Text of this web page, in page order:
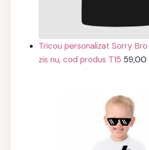
Tricou personalizat Sorry
zis nu, cod produs T15 59,00